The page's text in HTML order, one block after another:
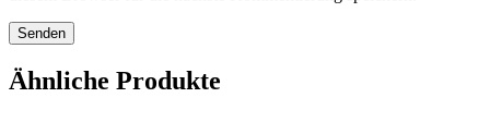
Ähnliche Produkte